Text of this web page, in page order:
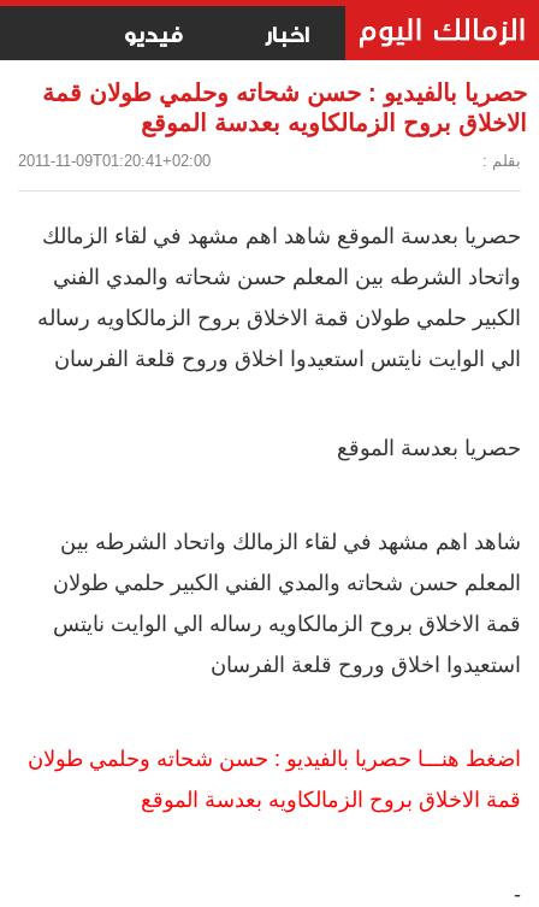
اخبار فيديو
حصريا بالفيديو : حسن شحاته وحلمي طولان قمة
الاخلاق بروح الزمالكاويه بعدسة الموقع
بقلم : 2011-11-09T01:20:41+02:00
حصريا بعدسة الموقع شاهد اهم مشهد في لقاء الزمالك
واتحاد الشرطه بين المعلم حسن شحاته والمدي الفني
الكبير حلمي طولان قمة الاخلاق بروح الزمالكاويه رساله
الي الوايت نايتس استعيدوا اخلاق وروح قلعة الفرسان
حصريا بعدسة الموقع
شاهد اهم مشهد في لقاء الزمالك واتحاد الشرطه بين
المعلم حسن شحاته والمدي الفني الكبير حلمي طولان
قمة الاخلاق بروح الزمالكاويه رساله الي الوايت نايتس
استعيدوا اخلاق وروح قلعة الفرسان
اضغط هنـــا حصريا بالفيديو : حسن شحاته وحلمي طولان
قمة الاخلاق بروح الزمالكاويه بعدسة الموقع
-